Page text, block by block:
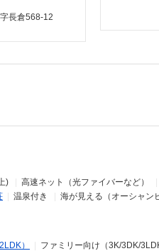
長倉568-12
) 高速ネット（光ファイバーなど）
温泉付き 海が見える（オーシャン
） ファミリー向け（3K/3DK/